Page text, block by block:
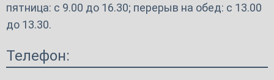
пятница: с 9.00 до 16.30; перерыв на обед: с 13.00
до 13.30.
Телефон: